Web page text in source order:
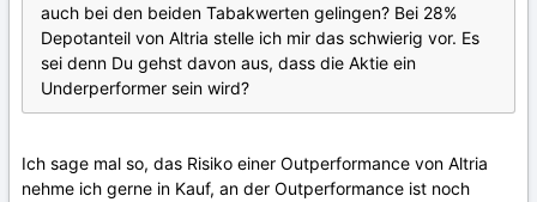
auch bei den beiden Tabakwerten gelingen? Bei 28%
Depotanteil von Altria stelle ich mir das schwierig vor. Es
sei denn Du gehst davon aus, dass die Aktie ein
Underperformer sein wird?
Ich sage mal so, das Risiko einer Outperformance von Altria
nehme ich gerne in Kauf, an der Outperformance ist noch